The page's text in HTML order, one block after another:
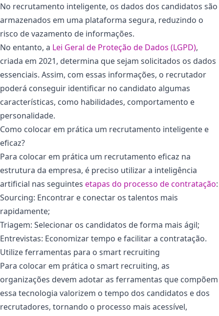
No recrutamento inteligente, os dados dos candidatos são
armazenados em uma plataforma segura, reduzindo o
risco de vazamento de informações.
No entanto, a Lei Geral de Proteção de Dados (LGPD),
criada em 2021, determina que sejam solicitados os dados
essenciais. Assim, com essas informações, o recrutador
poderá conseguir identificar no candidato algumas
características, como habilidades, comportamento e
personalidade.
Como colocar em prática um recrutamento inteligente e
eficaz?
Para colocar em prática um recrutamento eficaz na
estrutura da empresa, é preciso utilizar a inteligência
artificial nas seguintes etapas do processo de contratação:
Sourcing: Encontrar e conectar os talentos mais
rapidamente;
Triagem: Selecionar os candidatos de forma mais ágil;
Entrevistas: Economizar tempo e facilitar a contratação.
Utilize ferramentas para o smart recruiting
Para colocar em prática o smart recruiting, as
organizações devem adotar as ferramentas que compõem
essa tecnologia valorizem o tempo dos candidatos e dos
recrutadores, tornando o processo mais acessível,